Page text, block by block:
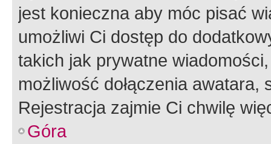
jest konieczna aby móc pisać
umożliwi Ci dostęp do
takich jak prywatne
możliwość dołączenia
Rejestracja zajmie Ci chwilę
Góra